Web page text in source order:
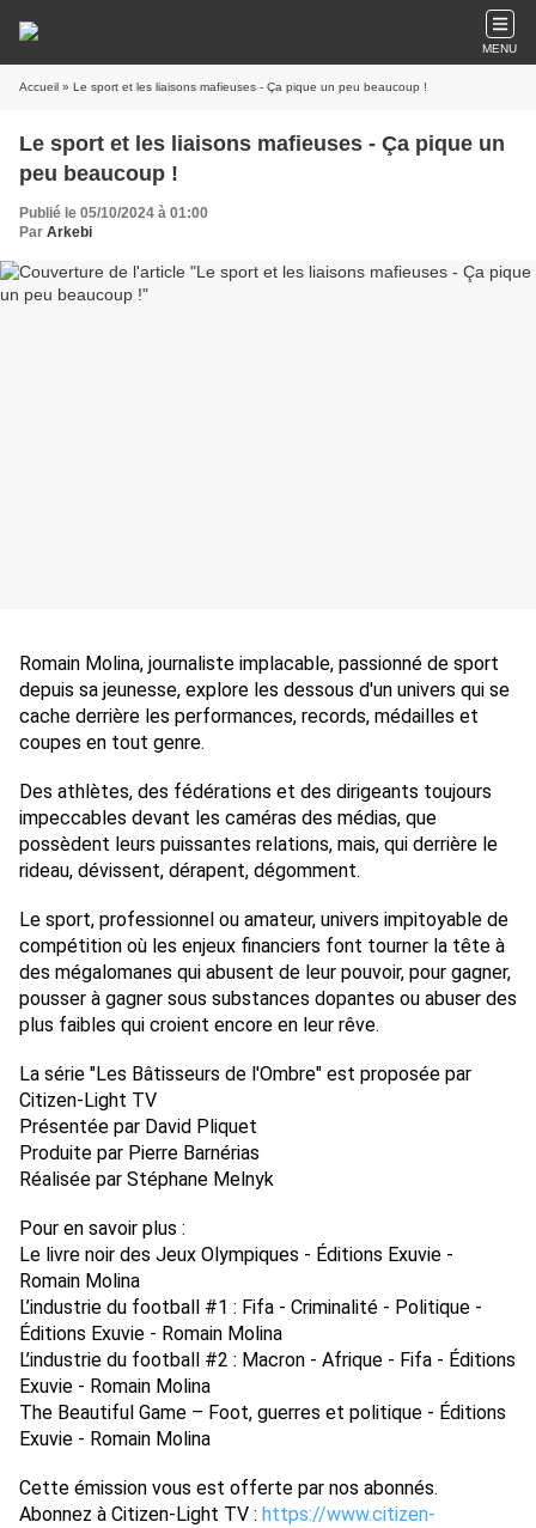
MENU
Accueil » Le sport et les liaisons mafieuses - Ça pique un peu beaucoup !
Le sport et les liaisons mafieuses - Ça pique un
peu beaucoup !
Publié le 05/10/2024 à 01:00
Par Arkebi
Romain Molina, journaliste implacable, passionné de sport
depuis sa jeunesse, explore les dessous d'un univers qui se
cache derrière les performances, records, médailles et
coupes en tout genre.
Des athlètes, des fédérations et des dirigeants toujours
impeccables devant les caméras des médias, que
possèdent leurs puissantes relations, mais, qui derrière le
rideau, dévissent, dérapent, dégomment.
Le sport, professionnel ou amateur, univers impitoyable de
compétition où les enjeux financiers font tourner la tête à
des mégalomanes qui abusent de leur pouvoir, pour gagner,
pousser à gagner sous substances dopantes ou abuser des
plus faibles qui croient encore en leur rêve.
La série "Les Bâtisseurs de l'Ombre" est proposée par
Citizen-Light TV
Présentée par David Pliquet
Produite par Pierre Barnérias
Réalisée par Stéphane Melnyk
Pour en savoir plus :
Le livre noir des Jeux Olympiques - Éditions Exuvie -
Romain Molina
L’industrie du football #1 : Fifa - Criminalité - Politique -
Éditions Exuvie - Romain Molina
L’industrie du football #2 : Macron - Afrique - Fifa - Éditions
Exuvie - Romain Molina
The Beautiful Game – Foot, guerres et politique - Éditions
Exuvie - Romain Molina
Cette émission vous est offerte par nos abonnés.
Abonnez à Citizen-Light TV : https://www.citizen-